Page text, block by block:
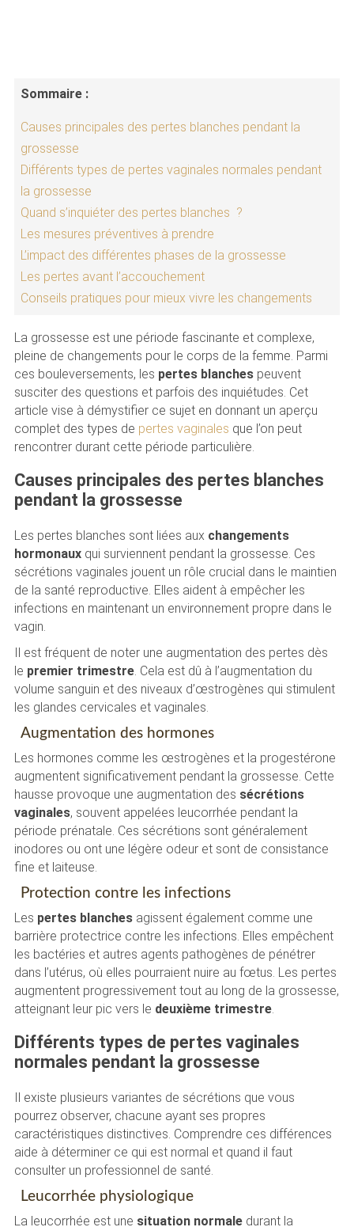
Sommaire :
Causes principales des pertes blanches pendant la
grossesse
Différents types de pertes vaginales normales pendant
la grossesse
Quand s’inquiéter des pertes blanches ?
Les mesures préventives à prendre
L’impact des différentes phases de la grossesse
Les pertes avant l’accouchement
Conseils pratiques pour mieux vivre les changements
La grossesse est une période fascinante et complexe,
pleine de changements pour le corps de la femme. Parmi
ces bouleversements, les pertes blanchespeuvent
susciter des questions et parfois des inquiétudes. Cet
article vise à démystifier ce sujet en donnant un aperçu
complet des types de pertes vaginales que l’on peut
rencontrer durant cette période particulière.
Causes principales des pertes blanches
pendant la grossesse
Les pertes blanches sont liées aux changements
hormonauxqui surviennent pendant la grossesse. Ces
sécrétions vaginales jouent un rôle crucial dans le maintien
de la santé reproductive. Elles aident à empêcher les
infections en maintenant un environnement propre dans le
vagin.
Il est fréquent de noter une augmentation des pertes dès
le premier trimestre. Cela est dû à l’augmentation du
volume sanguin et des niveaux d’œstrogènes qui stimulent
les glandes cervicales et vaginales.
Augmentation des hormones
Les hormones comme les œstrogènes et la progestérone
augmentent significativement pendant la grossesse. Cette
hausse provoque une augmentation des sécrétions
vaginales, souvent appelées leucorrhée pendant la
période prénatale. Ces sécrétions sont généralement
inodores ou ont une légère odeur et sont de consistance
fine et laiteuse.
Protection contre les infections
Les pertes blanchesagissent également comme une
barrière protectrice contre les infections. Elles empêchent
les bactéries et autres agents pathogènes de pénétrer
dans l’utérus, où elles pourraient nuire au fœtus. Les pertes
augmentent progressivement tout au long de la grossesse,
atteignant leur pic vers le deuxième trimestre.
Différents types de pertes vaginales
normales pendant la grossesse
Il existe plusieurs variantes de sécrétions que vous
pourrez observer, chacune ayant ses propres
caractéristiques distinctives. Comprendre ces différences
aide à déterminer ce qui est normal et quand il faut
consulter un professionnel de santé.
Leucorrhée physiologique
La leucorrhée est une situation normaledurant la